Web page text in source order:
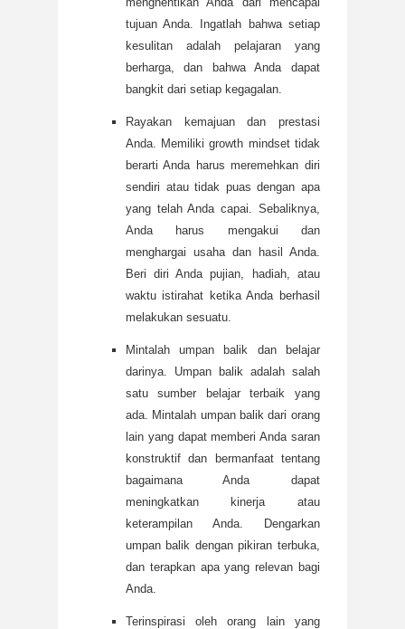
tujuan Anda. Ingatlah bahwa setiap
kesulitan adalah pelajaran yang
berharga, dan bahwa Anda dapat
bangkit dari setiap kegagalan.
Rayakan kemajuan dan prestasi
Anda. Memiliki growth mindset tidak
berarti Anda harus meremehkan diri
sendiri atau tidak puas dengan apa
yang telah Anda capai. Sebaliknya,
Anda harus mengakui dan
menghargai usaha dan hasil Anda.
Beri diri Anda pujian, hadiah, atau
waktu istirahat ketika Anda berhasil
melakukan sesuatu.
Mintalah umpan balik dan belajar
darinya. Umpan balik adalah salah
satu sumber belajar terbaik yang
ada. Mintalah umpan balik dari orang
lain yang dapat memberi Anda saran
konstruktif dan bermanfaat tentang
bagaimana Anda dapat
meningkatkan kinerja atau
keterampilan Anda. Dengarkan
umpan balik dengan pikiran terbuka,
dan terapkan apa yang relevan bagi
Anda.
Terinspirasi oleh orang lain yang